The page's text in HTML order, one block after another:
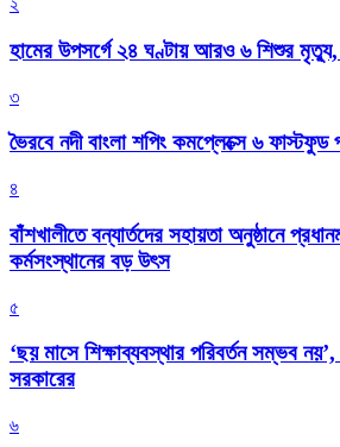
২
হামের উপসর্গে ২৪ ঘণ্টায় আরও ৬ শিশুর
৩
ভৈরবে নদী বাংলা শপিং কমপ্লেক্সে ৬ ফাস্টফুড
৪
বাঁশখালীতে বন্যার্তদের সহায়তা অনুষ্ঠানে
কর্মসংস্থানের বড় উৎস
৫
‘ছয় মাসে শিক্ষাব্যবস্থার পরিবর্তন সম্ভব
সরকারের
৬